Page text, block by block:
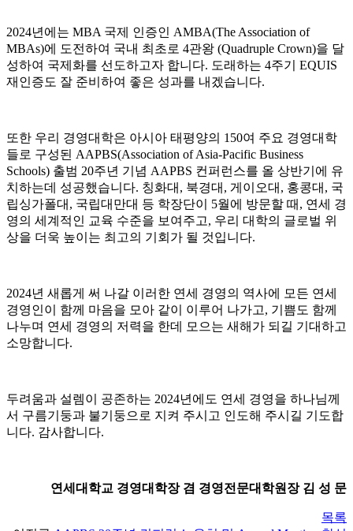
2024년에는 MBA 국제 인증인 AMBA(The Association of
MBAs)에 도전하여 국내 최초로 4관왕 (Quadruple Crown)을 달
성하여 국제화를 선도하고자 합니다. 도래하는 4주기 EQUIS
재인증도 잘 준비하여 좋은 성과를 내겠습니다.
또한 우리 경영대학은 아시아 태평양의 150여 주요 경영대학
들로 구성된 AAPBS(Association of Asia-Pacific Business
Schools) 출범 20주년 기념 AAPBS 컨퍼런스를 올 상반기에 유
치하는데 성공했습니다. 칭화대, 북경대, 게이오대, 홍콩대, 국
립싱가폴대, 국립대만대 등 학장단이 5월에 방문할 때, 연세 경
영의 세계적인 교육 수준을 보여주고, 우리 대학의 글로벌 위
상을 더욱 높이는 최고의 기회가 될 것입니다.
2024년 새롭게 써 나갈 이러한 연세 경영의 역사에 모든 연세
경영인이 함께 마음을 모아 같이 이루어 나가고, 기쁨도 함께
나누며 연세 경영의 저력을 한데 모으는 새해가 되길 기대하고
소망합니다.
두려움과 설렘이 공존하는 2024년에도 연세 경영을 하나님께
서 구름기둥과 불기둥으로 지켜 주시고 인도해 주시길 기도합
니다. 감사합니다.
연세대학교 경영대학장 겸 경영전문대학원장 김 성 문
목록